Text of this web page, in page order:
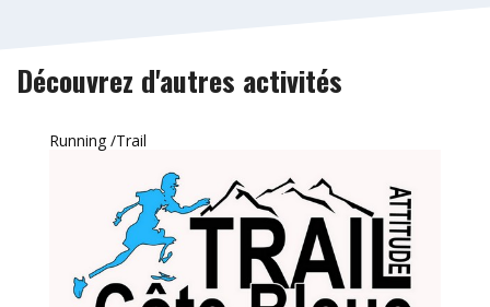
Découvrez d'autres activités
Running /Trail